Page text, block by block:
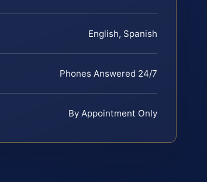
English, Spanish
Phones Answered 24/7
By Appointment Only